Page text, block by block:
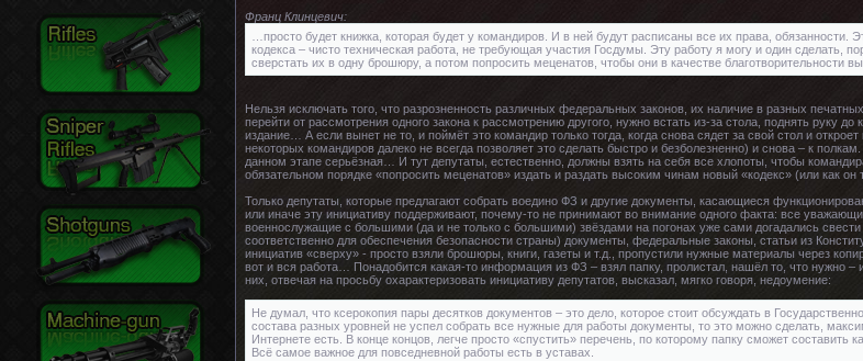
Франц Клинцевич:
…просто будет книжка, которая будет у командиров. И в ней будут расписаны все их права, обязанности.
кодекса – чисто техническая работа, не требующая участия Госдумы. Эту работу я могу и один сделать,
сверстать их в одну брошюру, а потом попросить меценатов, чтобы они в качестве благотворительности
Нельзя исключать того, что разрозненность различных федеральных законов, их наличие в разных
перейти от рассмотрения одного закона к рассмотрению другого, нужно встать из-за стола, поднять руку
издание… А если вынет не то, и поймёт это командир только тогда, когда снова сядет за свой стол и
некоторых командиров далеко не всегда позволяет это сделать быстро и безболезненно) и снова – к
данном этапе серьёзная… И тут депутаты, естественно, должны взять на себя все хлопоты, чтобы
обязательном порядке «попросить меценатов» издать и раздать высоким чинам новый «кодекс» (или как
Только депутаты, которые предлагают собрать воедино ФЗ и другие документы, касающиеся
или иначе эту инициативу поддерживают, почему-то не принимают во внимание одного факта: все
военнослужащие с большими (да и не только с большими) звёздами на погонах уже сами догадались
соответственно для обеспечения безопасности страны) документы, федеральные законы, статьи из
инициатив «сверху» - просто взяли брошюры, книги, газеты и т.д., пропустили нужные материалы через
вот и вся работа… Понадобится какая-то информация из ФЗ – взял папку, пролистал, нашёл то, что нужно
них, отвечая на просьбу охарактеризовать инициативу депутатов, высказал, мягко говоря, недоумение:
Не думал, что ксерокопия пары десятков документов – это дело, которое стоит обсуждать в
состава разных уровней не успел собрать все нужные для работы документы, то это можно сделать,
Интернете есть. В конце концов, легче просто «спустить» перечень, по которому папку сможет
Всё самое важное для повседневной работы есть в уставах.